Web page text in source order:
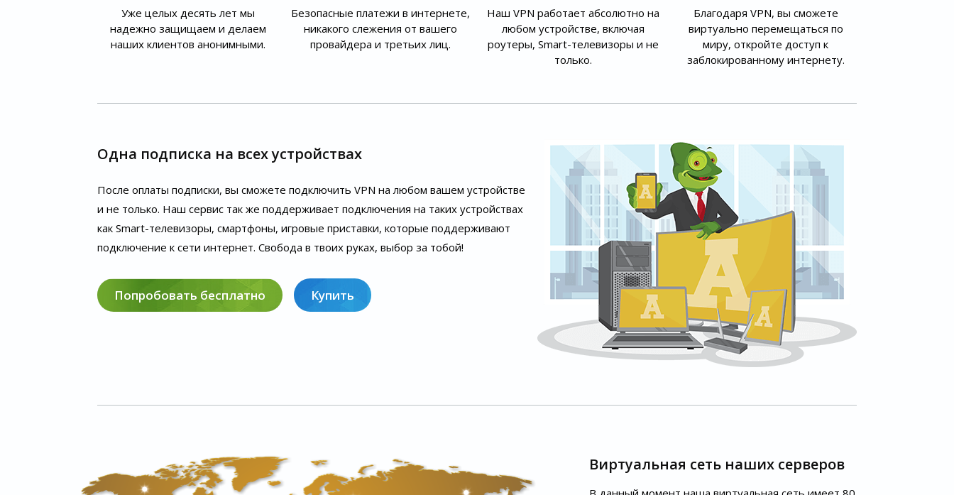
Уже целых десять лет мы
надежно защищаем и делаем
наших клиентов анонимными.
Безопасные платежи в интернете,
никакого слежения от вашего
провайдера и третьих лиц.
Наш VPN работает абсолютно на
любом устройстве, включая
роутеры, Smart-телевизоры и не
только.
Благодаря VPN, вы сможете
виртуально перемещаться по
миру, откройте доступ к
заблокированному интернету.
Одна подписка на всех устройствах
После оплаты подписки, вы сможете подключить VPN на любом вашем устройстве
и не только. Наш сервис так же поддерживает подключения на таких устройствах
как Smart-телевизоры, смартфоны, игровые приставки, которые поддерживают
подключение к сети интернет. Свобода в твоих руках, выбор за тобой!
Попробовать бесплатно Купить
Виртуальная сеть наших серверов